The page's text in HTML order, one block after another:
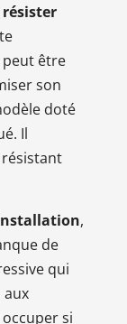
résister
peut être
son
doté
Il
,
de
qui
aux
si